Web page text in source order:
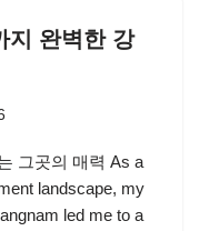
지 완벽한 강
그곳의 매력 As a
landscape, my
led me to a